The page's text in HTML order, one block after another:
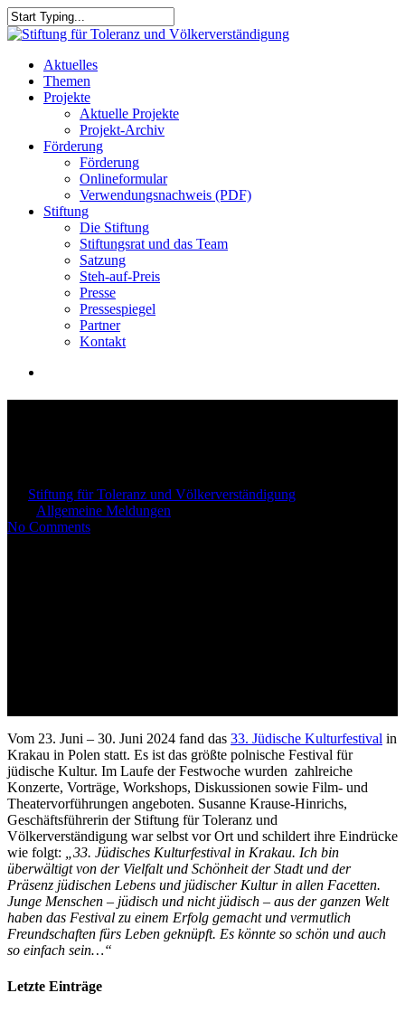
Skip
to
content
Close
search
Menu
Aktuelles
Themen
Projekte
Aktuelle Projekte
Projekt-Archiv
Förderung
Förderung
Onlineformular
Verwendungsnachweis (PDF)
Stiftung
Die Stiftung
Stiftungsrat und das Team
Satzung
Steh-auf-Preis
Presse
Pressespiegel
Partner
Kontakt
Stiftung für Toleranz und Völkerverständigung
Allgemeine Meldungen
No Comments
Vom 23. Juni – 30. Juni 2024 fand das 33. Jüdische Kulturfestival in
Krakau in Polen statt. Es ist das größte polnische Festival für
jüdische Kultur. Im Laufe der Festwoche wurden zahlreiche
Konzerte, Vorträge, Workshops, Diskussionen sowie Film- und
Theatervorführungen angeboten. Susanne Krause-Hinrichs,
Geschäftsführerin der Stiftung für Toleranz und
Völkerverständigung war selbst vor Ort und schildert ihre Eindrücke
wie folgt: „33. Jüdisches Kulturfestival in Krakau. Ich bin
überwältigt von der Vielfalt und Schönheit der Stadt und der
Präsenz jüdischen Lebens und jüdischer Kultur in allen Facetten.
Junge Menschen – jüdisch und nicht jüdisch – aus der ganzen Welt
haben das Festival zu einem Erfolg gemacht und vermutlich
Freundschaften fürs Leben geknüpft. Es könnte so schön und auch
so einfach sein…“
Letzte Einträge